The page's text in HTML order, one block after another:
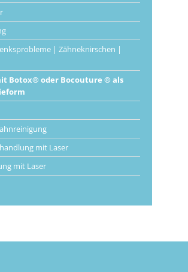
| Zähneknirschen |
Botox® oder Bocouture ® als
mit Laser
mit Laser